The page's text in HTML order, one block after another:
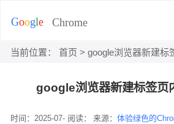
当前位置： 首页 > google浏览器新建标
google浏览器新建标签页
时间：2025-07- 阅读：
来源：体验绿色的